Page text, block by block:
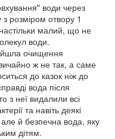
води через
розміром отвору 1
малий, що не
води.
очищення
ж не так, а саме
до казок ніж до
вода після
з неї видалили всі
та навіть деякі
й безпечна вода, яку
дітям.